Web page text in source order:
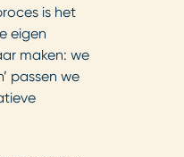
is het
eigen
maken: we
passen we